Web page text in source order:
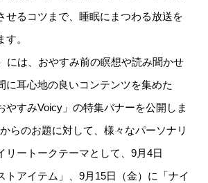
せるコツまで、睡眠にまつわる放送を
。
には、おやすみ前の瞑想や読み聞かせ
に耳心地の良いコンテンツを集めた
やすみVoicy」の特集バナーを公開しま
らのお題に対して、様々なパーソナリ
リートークテーマとして、9月4日
トアイテム」、9月15日（金）に「ナイ